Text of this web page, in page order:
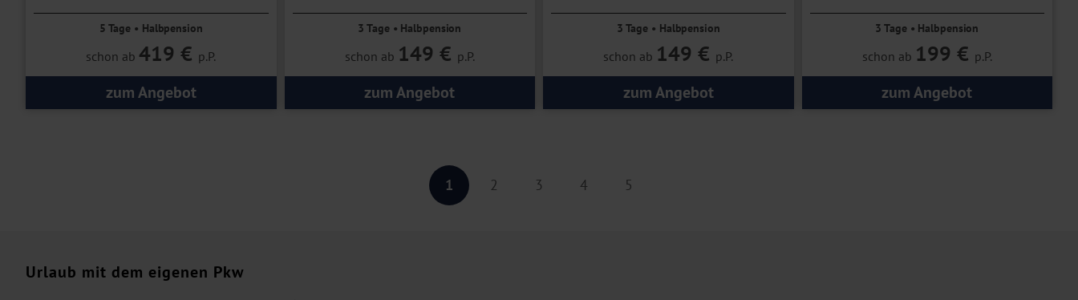
5 Tage • Halbpension
schon ab 419 € p.P.
zum Angebot
3 Tage • Halbpension
schon ab 149 € p.P.
zum Angebot
Schwarzwald
3 Tage • Halbpension
schon ab 149 € p.P.
zum Angebot
3 Tage • Halbpension
schon ab 199 € p.P.
zum Angebot
1 2 3 4 5
Urlaub mit dem eigenen Pkw